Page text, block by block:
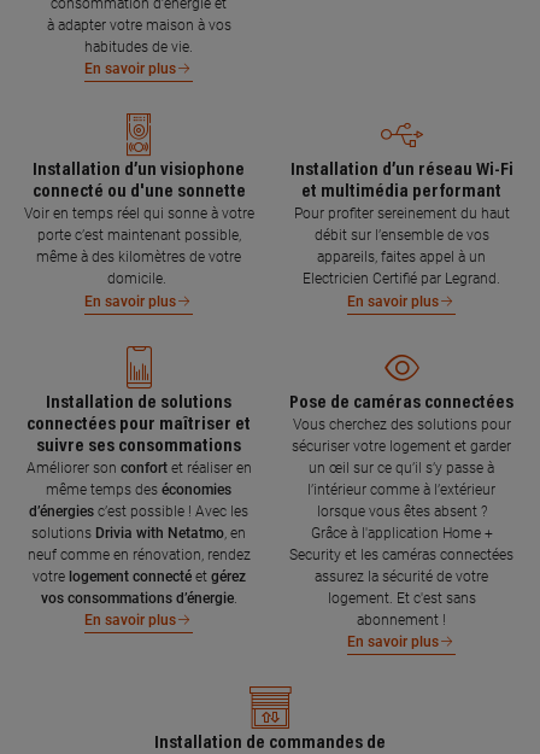
à adapter votre maison à vos
habitudes de vie.
En savoir plus
Installation d’un visiophone
connecté ou d'une sonnette
Voir en temps réel qui sonne à votre
porte c’est maintenant possible,
même à des kilomètres de votre
domicile.
En savoir plus
Installation d’un réseau Wi-Fi
et multimédia performant
Pour profiter sereinement du haut
débit sur l’ensemble de vos
appareils, faites appel à un
Electricien Certifié par Legrand.
En savoir plus
Installation de solutions
connectées pour maîtriser et
suivre ses consommations
Améliorer son confort et réaliser en
même temps des économies
d’énergies c’est possible ! Avec les
solutions Drivia with Netatmo , en
neuf comme en rénovation, rendez
votre logement connecté et gérez
vos consommations d’énergie.
En savoir plus
Pose de caméras connectées
Vous cherchez des solutions pour
sécuriser votre logement et garder
un œil sur ce qu’il s’y passe à
l’intérieur comme à l’extérieur
lorsque vous êtes absent ?
Grâce à l'application Home +
Security et les caméras connectées
assurez la sécurité de votre
logement. Et c'est sans
abonnement !
En savoir plus
Installation de commandes de